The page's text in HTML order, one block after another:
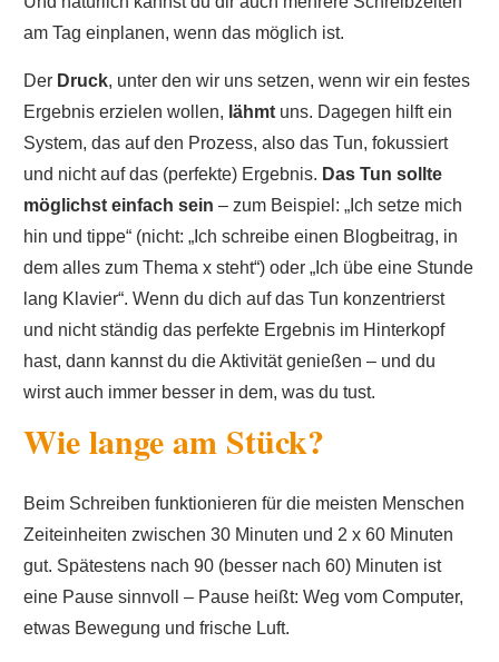
am Tag einplanen, wenn das möglich ist.
Der Druck, unter den wir uns setzen, wenn wir ein festes
Ergebnis erzielen wollen, lähmt uns. Dagegen hilft ein
System, das auf den Prozess, also das Tun, fokussiert
und nicht auf das (perfekte) Ergebnis. Das Tun sollte
möglichst einfach sein – zum Beispiel: „Ich setze mich
hin und tippe“ (nicht: „Ich schreibe einen Blogbeitrag, in
dem alles zum Thema x steht“) oder „Ich übe eine Stunde
lang Klavier“. Wenn du dich auf das Tun konzentrierst
und nicht ständig das perfekte Ergebnis im Hinterkopf
hast, dann kannst du die Aktivität genießen – und du
wirst auch immer besser in dem, was du tust.
Wie lange am Stück?
Beim Schreiben funktionieren für die meisten Menschen
Zeiteinheiten zwischen 30 Minuten und 2 x 60 Minuten
gut. Spätestens nach 90 (besser nach 60) Minuten ist
eine Pause sinnvoll – Pause heißt: Weg vom Computer,
etwas Bewegung und frische Luft.